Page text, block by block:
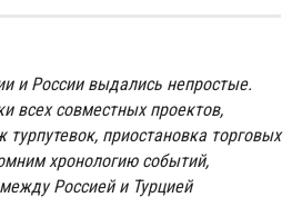
и России выдались непростые.
всех совместных проектов,
приостановка торговых
хронологию событий,
Россией и Турцией